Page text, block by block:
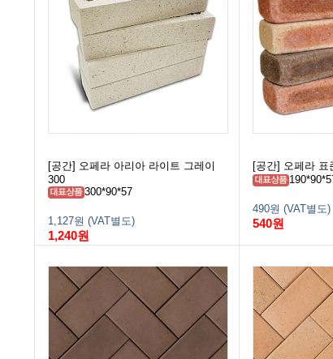
[공간] 오페라 아리아 라이트 그레이
300
300*90*57
1,127원 (VAT별도)
1,240원
[공간] 오페라 표
490원 (VAT별도)
540원